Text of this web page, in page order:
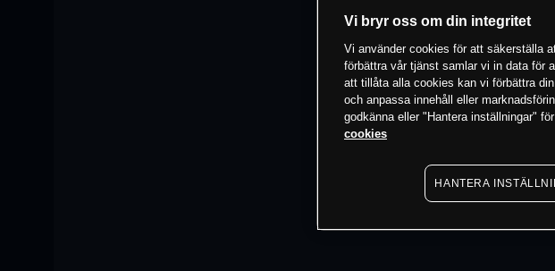
Vi bryr oss om din integritet
Vi använder cookies för att säkerställa
förbättra vår tjänst samlar vi in data för
att tillåta alla cookies kan vi förbättra
och anpassa innehåll eller
godkänna eller "Hantera inställningar"
cookies
HANTERA